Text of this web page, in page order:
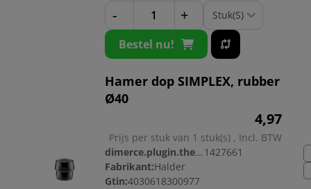
- +
Bestel nu!
Hamer dop SIMPLEX, rubber
Ø40
4,97
Prijs per stuk van 1 stuk(s) , Incl. BTW
dimerce.plugin.theme.productnr: 1427661
Fabrikant:Halder
Gtin:4030618300977